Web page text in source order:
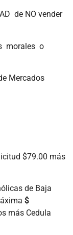
de NO vender
morales o
Mercados
$79.00 más
de Baja
$
más Cedula